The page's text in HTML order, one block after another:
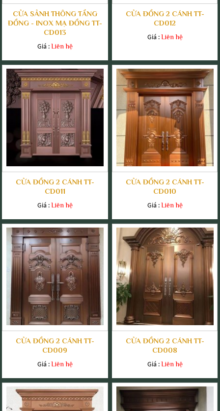
CỬA SẢNH THÔNG TẦNG
ĐỒNG - INOX MẠ ĐỒNG TT-
CD013
Giá :Liên hệ
CỬA ĐỒNG 2 CÁNH TT-
CD012
Giá :Liên hệ
CỬA ĐỒNG 2 CÁNH TT-
CD011
Giá :Liên hệ
CỬA ĐỒNG 2 CÁNH TT-
CD010
Giá :Liên hệ
CỬA ĐỒNG 2 CÁNH TT-
CD009
Giá :Liên hệ
CỬA ĐỒNG 2 CÁNH TT-
CD008
Giá :Liên hệ